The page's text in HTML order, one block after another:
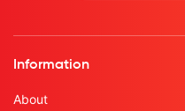
Information
About